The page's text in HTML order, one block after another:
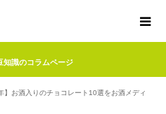
知識のコラムページ
】お酒入りのチョコレート10選をお酒メディ